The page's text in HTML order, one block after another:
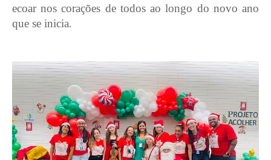
ecoar nos corações de todos ao longo do novo ano
que se inicia.